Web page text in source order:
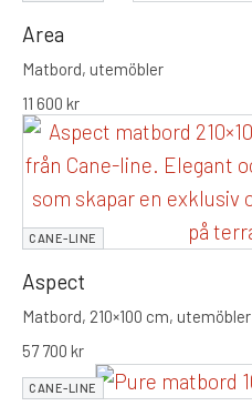
Area
Matbord, utemöbler
11 600 kr
CANE-LINE
Aspect
Matbord, 210×100 cm, utemöbler
57 700 kr
CANE-LINE